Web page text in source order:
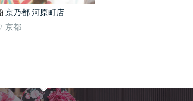
京乃都 河原町店
京都